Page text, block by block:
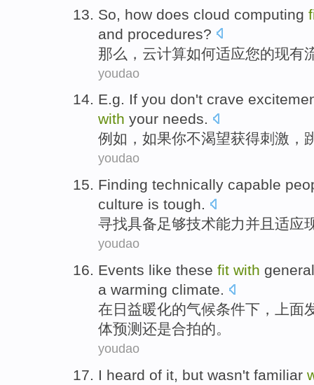
So how does cloud computing
and procedures?
那么 ， 云计算如何适应您的现有
youdao
E.g. If you don't crave
with your needs.
例如 ， 如果你不渴望获得刺激 ，
youdao
Finding technically capable
culture is tough.
寻找具备足够技术能力并且 适应
youdao
Events like these fit with general
a warming climate.
在 日益暖化的气候条件下，上面
体预测 还是合拍的。
youdao
I heard of it, but wasn't familiar